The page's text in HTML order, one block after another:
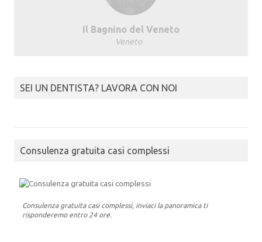
Il Bagnino del Veneto
Veneto
SEI UN DENTISTA? LAVORA CON NOI
Consulenza gratuita casi complessi
Consulenza gratuita casi complessi, inviaci la panoramica ti
risponderemo entro 24 ore.